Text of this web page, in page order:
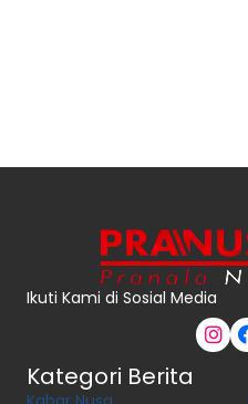
Ikuti Kami di Sosial Media
Kategori Berita